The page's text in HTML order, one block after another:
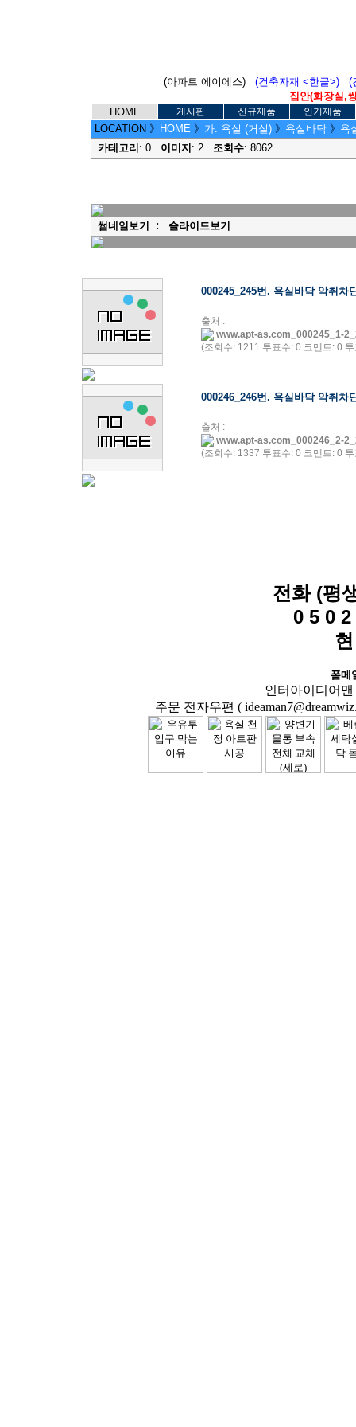
(아파트 에이에스) (건축자재 <한글>)
(
집안(화장실,
HOME
게시판 신규제품 인기제품
LOCATION 》 HOME 》 가. 욕실 (거실) 》 욕실바닥 》 욕
카테고리 : 0 이미지 : 2 조회수: 8062
썸네일보기 : 슬라이드보기
000245_245번. 욕실바닥 악취차
출처 :
www.apt-as.com_000245_1-
(조회수: 1211 투표수: 0 코멘트: 0
000246_246번. 욕실바닥 악취차
출처 :
www.apt-as.com_000246_2-
(조회수: 1337 투표수: 0 코멘트: 0
전화 (평
0 5 0
폼메
인터아이디어맨
주문 전자우편 (